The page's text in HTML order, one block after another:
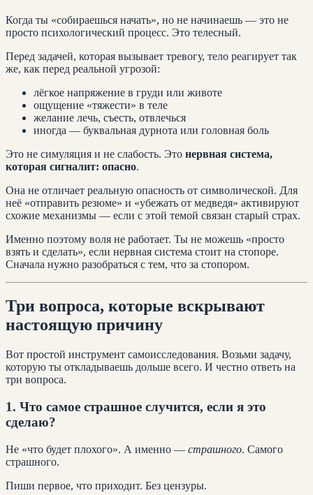
Когда ты «собираешься начать», но не начинаешь — это не
просто психологический процесс. Это телесный.
Перед задачей, которая вызывает тревогу, тело реагирует так
же, как перед реальной угрозой:
лёгкое напряжение в груди или животе
ощущение «тяжести» в теле
желание лечь, съесть, отвлечься
иногда — буквальная дурнота или головная боль
Это не симуляция и не слабость. Это нервная система,
которая сигналит: опасно.
Она не отличает реальную опасность от символической. Для
неё «отправить резюме» и «убежать от медведя» активируют
схожие механизмы — если с этой темой связан старый страх.
Именно поэтому воля не работает. Ты не можешь «просто
взять и сделать», если нервная система стоит на стопоре.
Сначала нужно разобраться с тем, что за стопором.
Три вопроса, которые вскрывают
настоящую причину
Вот простой инструмент самоисследования. Возьми задачу,
которую ты откладываешь дольше всего. И честно ответь на
три вопроса.
1. Что самое страшное случится, если я это
сделаю?
Не «что будет плохого». А именно — страшного. Самого
страшного.
Пиши первое, что приходит. Без цензуры.